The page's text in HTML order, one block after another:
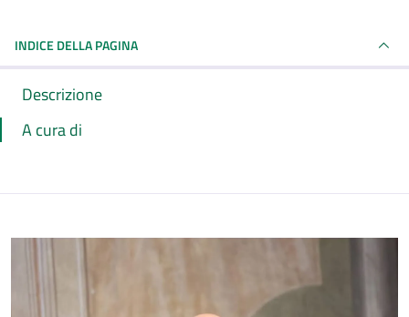
INDICE DELLA PAGINA
Descrizione
A cura di